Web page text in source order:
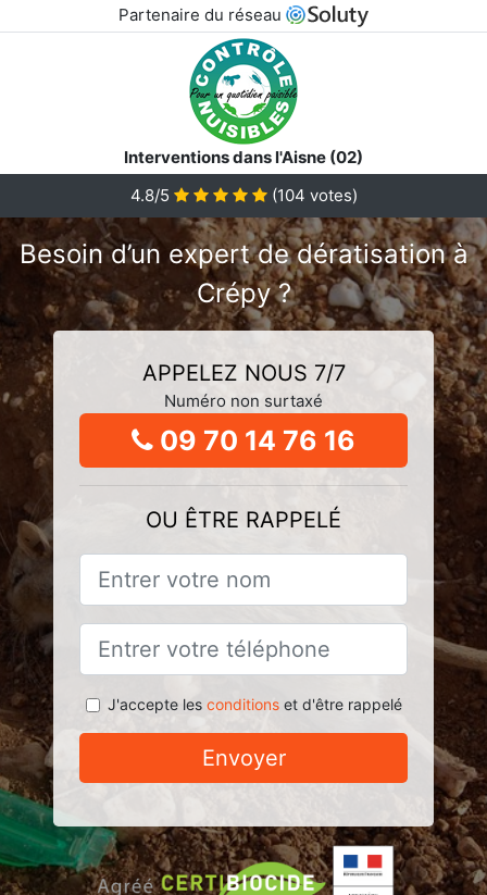
Partenaire du réseau
Interventions dans l'Aisne (02)
4.8/5
(104 votes)
Besoin d’un expert de dératisation à
Crépy ?
APPELEZ NOUS 7/7
Numéro non surtaxé
09 70 14 76 16
OU ÊTRE RAPPELÉ
J'accepte les conditionset d'être rappelé
Envoyer